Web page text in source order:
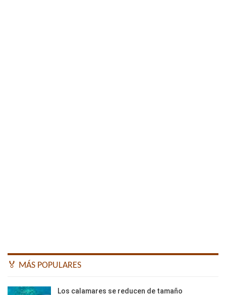
🏅 MÁS POPULARES
Los calamares se reducen de tamaño